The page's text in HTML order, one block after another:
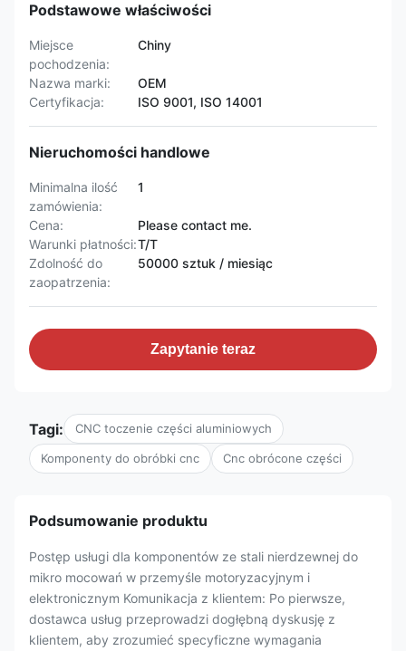
Podstawowe właściwości
Miejsce
pochodzenia:
Chiny
Nazwa marki:
OEM
Certyfikacja:
ISO 9001, ISO 14001
Nieruchomości handlowe
Minimalna ilość
zamówienia:
1
Cena:
Please contact me.
Warunki płatności:T/T
Zdolność do
zaopatrzenia:
50000 sztuk / miesiąc
Zapytanie teraz
Tagi: CNC toczenie części aluminiowych
Komponenty do obróbki cnc Cnc obrócone części
Podsumowanie produktu
Postęp usługi dla komponentów ze stali nierdzewnej do
mikro mocowań w przemyśle motoryzacyjnym i
elektronicznym Komunikacja z klientem: Po pierwsze,
dostawca usług przeprowadzi dogłębną dyskusję z
klientem, aby zrozumieć specyficzne wymagania